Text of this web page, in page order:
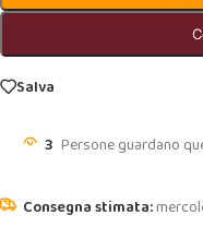
Salva
3 Persone guardano